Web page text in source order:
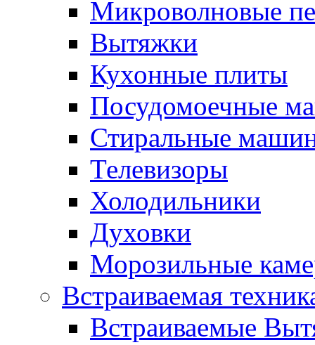
Микроволновые
Вытяжки
Кухонные плиты
Посудомоечные
Стиральные
Телевизоры
Холодильники
Духовки
Морозильные
Встраиваемая
Встраиваемые